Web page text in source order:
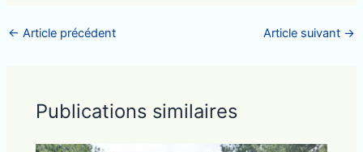
← Article précédent Article suivant →
Publications similaires